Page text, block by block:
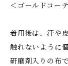
＜ゴールドコー
着用後は、汗や
触れないように
研磨剤入りの布